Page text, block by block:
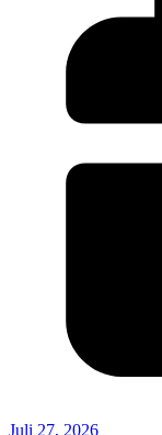
Juli 27, 2026